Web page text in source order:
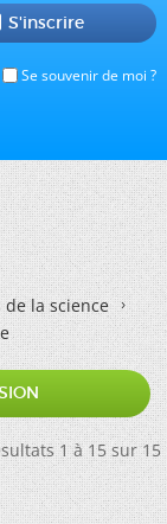
Se souvenir de moi ?
S'inscrire
la science
1 à 15 sur 15